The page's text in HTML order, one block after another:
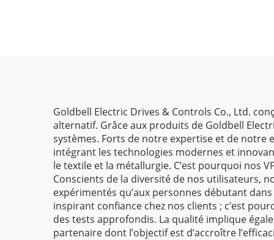
Goldbell Electric Drives & Controls Co., Ltd.
alternatif. Grâce aux produits de Goldbell
systèmes. Forts de notre expertise et de notre
intégrant les technologies modernes et
le textile et la métallurgie. C’est pourquoi nos
Conscients de la diversité de nos utilisateurs,
expérimentés qu’aux personnes débutant
inspirant confiance chez nos clients ; c’est
des tests approfondis. La qualité implique
partenaire dont l’objectif est d’accroître